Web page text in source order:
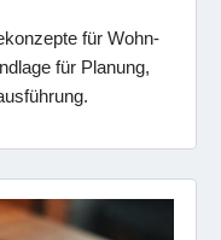
für Wohn-
für Planung,